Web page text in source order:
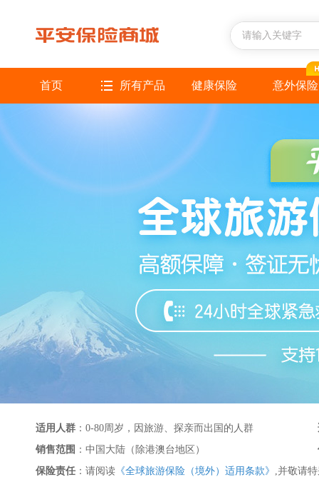
首页 所有产品 健康保险 意外保险
适用人群 ：0-80周岁，因旅游、探亲而出国的人群
销售范围 ：中国大陆（除港澳台地区）
保险责任 ：请阅读 《全球旅游保险（境外）适用条款》 ,并敬请